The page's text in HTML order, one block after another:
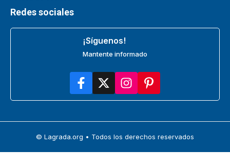
Redes sociales
¡Síguenos!
Mantente informado
© Lagrada.org • Todos los derechos reservados